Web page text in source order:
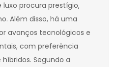
procura prestígio,
Além disso, há uma
avanços tecnológicos e
com preferência
Segundo a